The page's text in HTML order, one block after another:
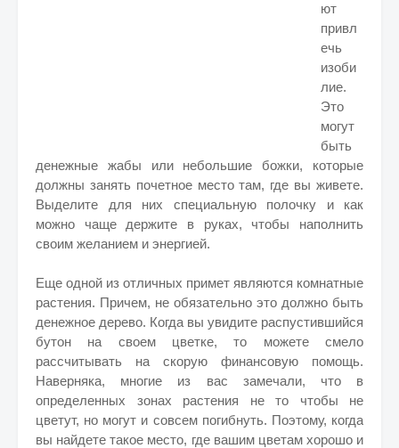
ют
привл
ечь
изоби
лие.
Это
могут
быть
денежные жабы или небольшие божки, которые
должны занять почетное место там, где вы живете.
Выделите для них специальную полочку и как
можно чаще держите в руках, чтобы наполнить
своим желанием и энергией.
Еще одной из отличных примет являются комнатные
растения. Причем, не обязательно это должно быть
денежное дерево. Когда вы увидите распустившийся
бутон на своем цветке, то можете смело
рассчитывать на скорую финансовую помощь.
Наверняка, многие из вас замечали, что в
определенных зонах растения не то чтобы не
цветут, но могут и совсем погибнуть. Поэтому, когда
вы найдете такое место, где вашим цветам хорошо и